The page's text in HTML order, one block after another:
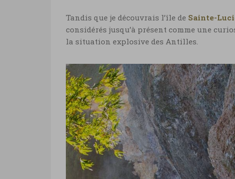
Tandis que je découvrais l’île de Sainte-
considérés jusqu’à présent comme une
la situation explosive des Antilles.